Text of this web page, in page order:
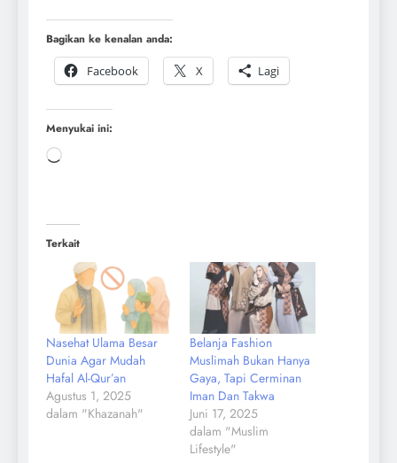
Bagikan ke kenalan anda:
Facebook
X Lagi
Menyukai ini:
Terkait
Nasehat Ulama Besar
Dunia Agar Mudah
Hafal Al-Qur’an
Agustus 1, 2025
dalam "Khazanah"
Belanja Fashion
Muslimah Bukan Hanya
Gaya, Tapi Cerminan
Iman Dan Takwa
Juni 17, 2025
dalam "Muslim
Lifestyle"